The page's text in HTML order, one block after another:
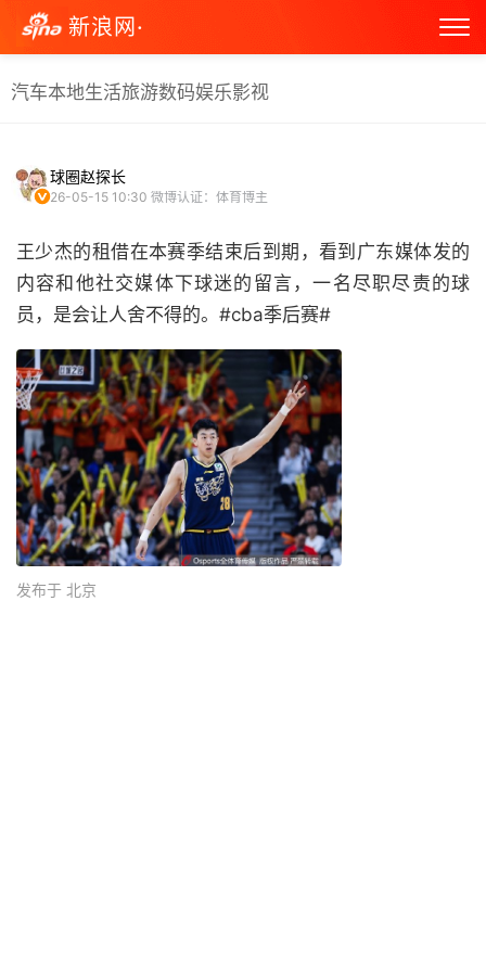
新浪网·
汽车本地生活旅游数码娱乐影视
球圈赵探长
26-05-15 10:30 微博认证：体育博主
王少杰的租借在本赛季结束后到期，看到广东媒体发的
内容和他社交媒体下球迷的留言，一名尽职尽责的球
员，是会让人舍不得的。#cba季后赛# ​
发布于 北京